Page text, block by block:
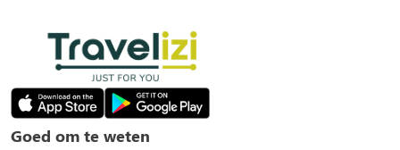
Goed om te weten